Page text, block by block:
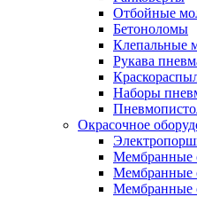
Отбойные
Бетоноломы
Клепальные
Рукава
Наборы
Окрасочное
Мембранные
Мембранные
Мембранные